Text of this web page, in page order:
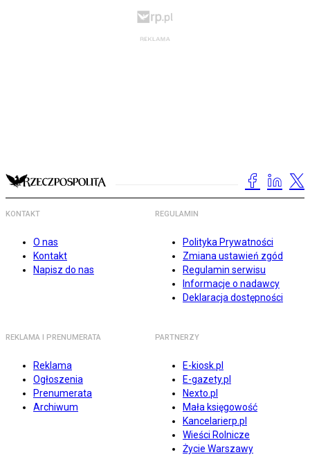
KONTAKT
O nas
Kontakt
Napisz do nas
REGULAMIN
Polityka Prywatności
Zmiana ustawień zgód
Regulamin serwisu
Informacje o nadawcy
Deklaracja dostępności
REKLAMA I PRENUMERATA
Reklama
Ogłoszenia
Prenumerata
Archiwum
PARTNERZY
E-kiosk.pl
E-gazety.pl
Nexto.pl
Mała księgowość
Kancelarierp.pl
Wieści Rolnicze
Życie Warszawy